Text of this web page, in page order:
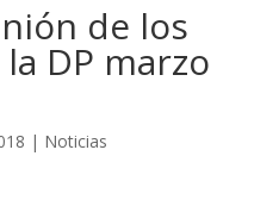
de los
DP marzo
| Noticias